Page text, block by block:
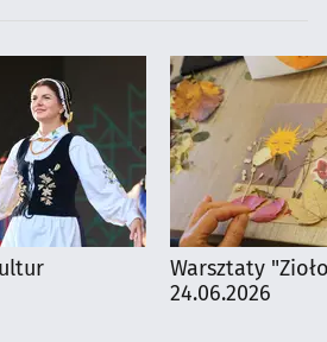
Warsztaty
24.06.2026